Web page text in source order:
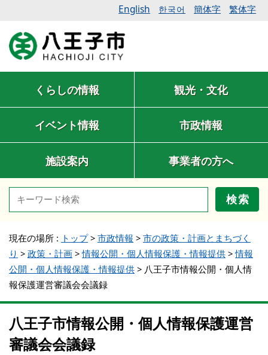
English 한국어 簡体字 繁体字
くらしの情報 観光・文化
イベント情報 市政情報
施設案内 事業者の方へ
検索
現在の場所 : トップ> 市政情報 > 市の政策・計画とまちづく
り > 政策・計画 >情報公開・個人情報保護・情報提供 >情報
公開・個人情報保護・情報提供 > 八王子市情報公開・個人情
報保護運営審議会会議録
八王子市情報公開・個人情報保護運営
審議会会議録